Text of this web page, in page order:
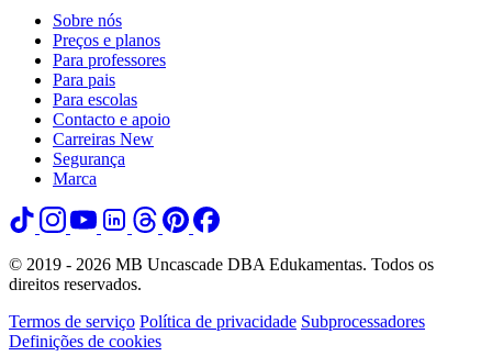
Sobre nós
Preços e planos
Para professores
Para pais
Para escolas
Contacto e apoio
Carreiras New
Segurança
Marca
© 2019 - 2026 MB Uncascade DBA Edukamentas. Todos os
direitos reservados.
Termos de serviço Política de privacidade Subprocessadores
Definições de cookies